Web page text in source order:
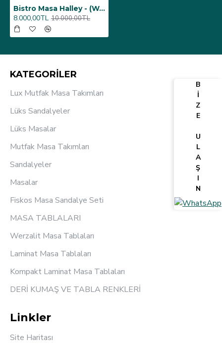
Bistro Masa Halley - (Werzalit, Wermodin ve Allzalit Tabla 70 cm çap) - Gold
8.000,00TL 10.000,00TL
KATEGORİLER
Lux Mutfak Masa Takımları
Lüks Sandalyeler
Lüks Masalar
Mutfak Masa Takımları
Sandalyeler
Masalar
Fiskos Masa Sandalye Seti
MASA TABLALARI
Werzalit Masa Tablaları
Laminat Masa Tablaları
Kompakt Laminat Masa Tablaları
DERİ KUMAŞ VE TABLA RENKLERİ
Linkler
Site Haritası
B
İ
Z
E
U
L
A
Ş
I
N